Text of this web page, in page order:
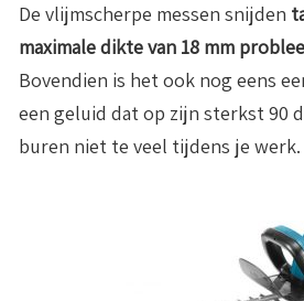
De vlijmscherpe messen snijden
maximale dikte van 18 mm
Bovendien is het ook nog eens
een geluid dat op zijn sterkst 90
buren niet te veel tijdens je werk.